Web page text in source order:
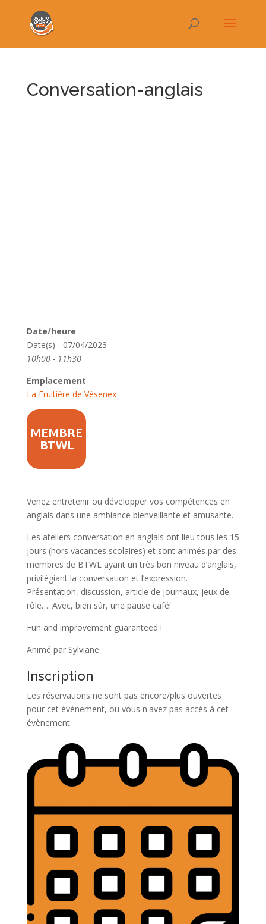
Conversation-anglais
Date/heure
Date(s) - 07/04/2023
10h00 - 11h30
Emplacement
La Fruitière de Vésenex
Venez entretenir ou développer vos compétences en
anglais dans une ambiance bienveillante et amusante.
Les ateliers conversation en anglais ont lieu tous les 15
jours (hors vacances scolaires) et sont animés par des
membres de BTWL ayant un très bon niveau d’anglais,
privilégiant la conversation et l’expression.
Présentation, discussion, article de journaux, jeux de
rôle…. Avec, bien sûr, une pause café!
Fun and improvement guaranteed !
Animé par Sylviane
Inscription
Les réservations ne sont pas encore/plus ouvertes
pour cet évènement, ou vous n'avez pas accès à cet
évènement.